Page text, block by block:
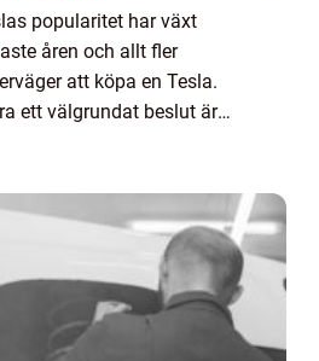
popularitet har växt
åren och allt fler
att köpa en Tesla.
ett välgrundat beslut är